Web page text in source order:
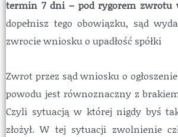
termin 7 dni – pod rygorem zwrotu
dopełnisz tego obowiązku, sąd
zwrocie wniosku o upadłość spółki
Zwrot przez sąd wniosku o
powodu jest równoznaczny z
Czyli sytuacją w której nigdy byś
złożył. W tej sytuacji zwolnienie